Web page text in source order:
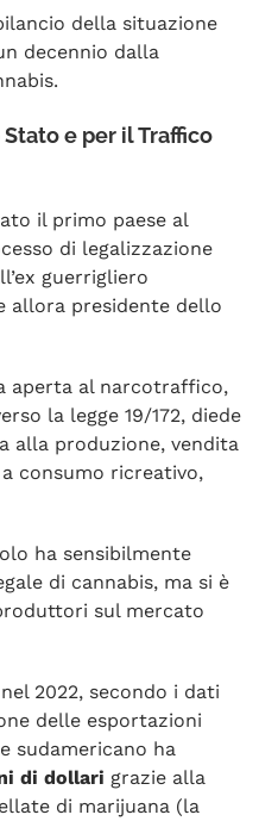
della situazione
decennio dalla
e per il Traffico
il primo paese al
di legalizzazione
guerrigliero
allora presidente dello
aperta al narcotraffico,
la legge 19/172, diede
alla produzione, vendita
consumo ricreativo,
ha sensibilmente
di cannabis, ma si è
sul mercato
2022, secondo i dati
delle esportazioni
sudamericano ha
di dollari grazie alla
di marijuana (la